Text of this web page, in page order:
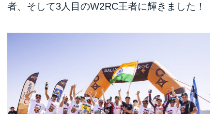
者、そして3人目のW2RC王者に輝きました！